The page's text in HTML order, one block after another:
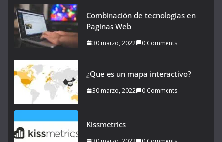
Combinación de tecnologías en
Paginas Web
30 marzo, 2022 0 Comments
¿Que es un mapa interactivo?
30 marzo, 2022 0 Comments
Kissmetrics